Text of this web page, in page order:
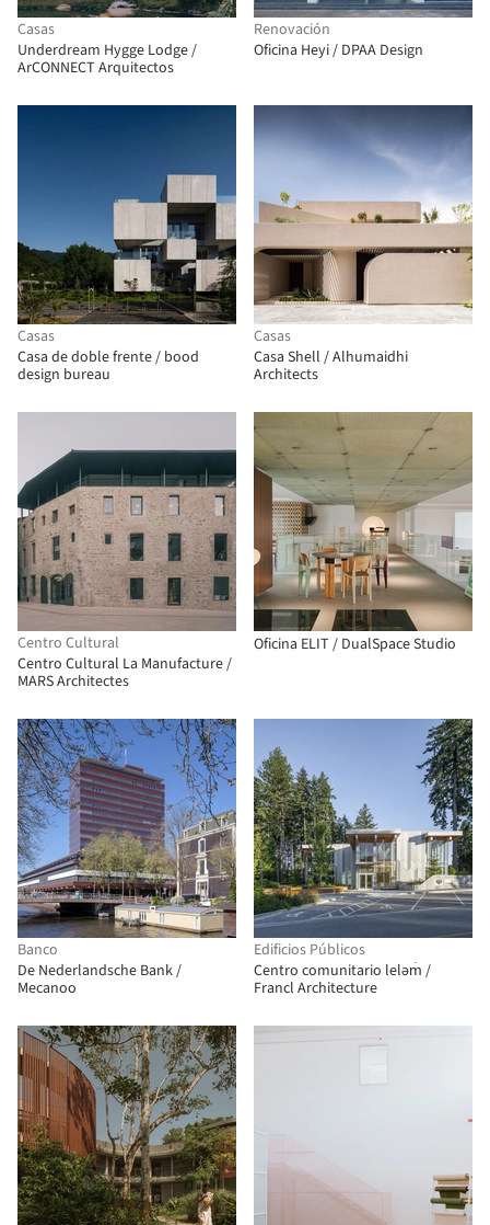
Casas
Underdream Hygge Lodge /
ArCONNECT Arquitectos
Renovación
Oficina Heyi / DPAA Design
Casas
Casa de doble frente / bood
design bureau
Casas
Casa Shell / Alhumaidhi
Architects
Centro Cultural
Centro Cultural La Manufacture /
MARS Architectes
Oficina ELIT / DualSpace Studio
Banco
De Nederlandsche Bank /
Mecanoo
Edificios Públicos
Centro comunitario leləm̓ /
Francl Architecture